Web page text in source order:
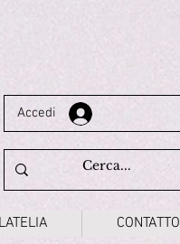
Accedi
CONTATTO